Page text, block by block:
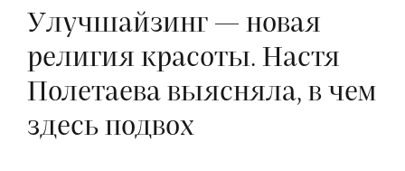
Улучшайзинг — новая
религия красоты. Настя
Полетаева выясняла, в чем
здесь подвох